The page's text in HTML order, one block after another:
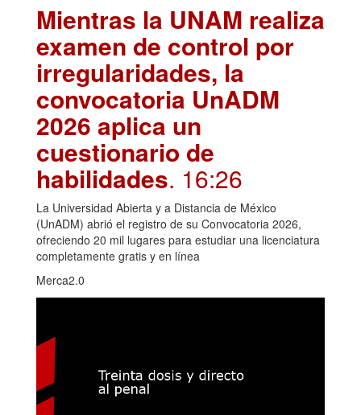
Mientras la UNAM realiza
examen de control por
irregularidades, la
convocatoria UnADM
2026 aplica un
cuestionario de
habilidades. 16:26
La Universidad Abierta y a Distancia de México
(UnADM) abrió el registro de su Convocatoria 2026,
ofreciendo 20 mil lugares para estudiar una licenciatura
completamente gratis y en línea
Merca2.0